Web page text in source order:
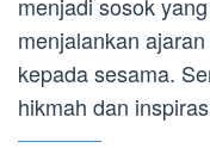
menjadi sosok
menjalankan
kepada sesama.
hikmah dan